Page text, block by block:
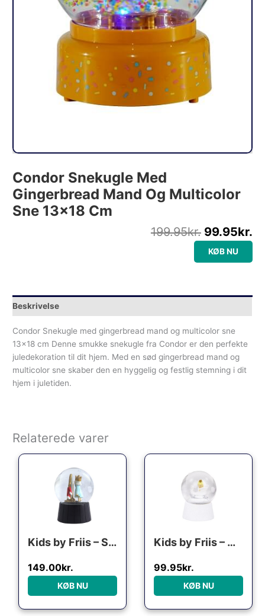
Condor Snekugle Med
Gingerbread Mand Og Multicolor
Sne 13×18 Cm
199.95kr. 99.95kr.
KØB NU
Beskrivelse
Condor Snekugle med gingerbread mand og multicolor sne
13×18 cm Denne smukke snekugle fra Condor er den perfekte
juledekoration til dit hjem. Med en sød gingerbread mand og
multicolor sne skaber den en hyggelig og festlig stemning i dit
hjem i juletiden.
Relaterede varer
Kids by Friis – Snekugle Kejserens nye klæder
Den oprindelige pris var: 299.95kr..
149.00kr.
Den aktuelle pris er: 149.00kr..
KØB NU
Kids by Friis – Mini snekugle “Snedronningen”
99.95kr.
KØB NU